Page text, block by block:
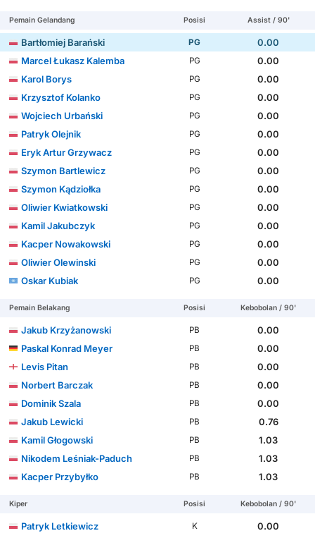
Pemain Gelandang Posisi Assist / 90'
Bartłomiej Barański PG
0.00
Marcel Łukasz Kalemba
PG
0.00
Karol Borys
PG
0.00
Krzysztof Kolanko
PG
0.00
Wojciech Urbański
PG
0.00
Patryk Olejnik
PG
0.00
Eryk Artur Grzywacz
PG
0.00
Szymon Bartlewicz
PG
0.00
Szymon Kądziołka
PG
0.00
Oliwier Kwiatkowski
PG
0.00
Kamil Jakubczyk
PG
0.00
Kacper Nowakowski
PG
0.00
Oliwier Olewinski
PG
0.00
Oskar Kubiak
PG 0.00
Pemain Belakang Posisi Kebobolan / 90'
Jakub Krzyżanowski PB
0.00
Paskal Konrad Meyer
PB
0.00
Levis Pitan
PB
0.00
Norbert Barczak
PB
0.00
Dominik Szala
PB
0.00
Jakub Lewicki
PB
0.76
Kamil Głogowski
PB
1.03
Nikodem Leśniak-Paduch
PB
1.03
Kacper Przybyłko
PB 1.03
Kiper Posisi Kebobolan / 90'
Patryk Letkiewicz K
0.00